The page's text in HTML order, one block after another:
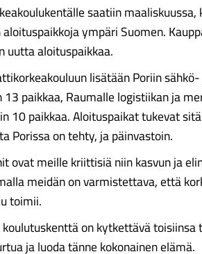
saatiin
ympäri Suomen.
uutta aloituspaikkaa.
lisätään Poriin
paikkaa, Raumalle logistiikan ja
10 paikkaa. Aloituspaikat tukevat
Porissa on tehty, ja päinvastoin.
ovat meille kriittisiä niin kasvun ja
meidän on varmistettava, että
toimii.
on kytkettävä
ja luoda tänne kokonainen elämä.